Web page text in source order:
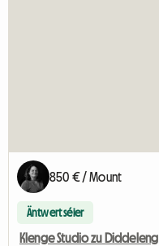
850 € / Mount
Äntwert séier
Klenge Studio zu Diddeleng